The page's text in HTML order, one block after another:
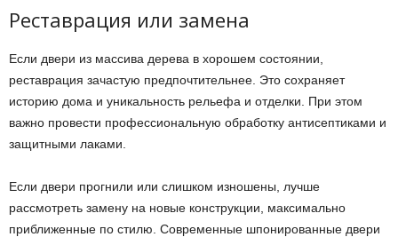
Реставрация или замена
Если двери из массива дерева в хорошем состоянии,
реставрация зачастую предпочтительнее. Это сохраняет
историю дома и уникальность рельефа и отделки. При этом
важно провести профессиональную обработку антисептиками и
защитными лаками.
Если двери прогнили или слишком изношены, лучше
рассмотреть замену на новые конструкции, максимально
приближенные по стилю. Современные шпонированные двери